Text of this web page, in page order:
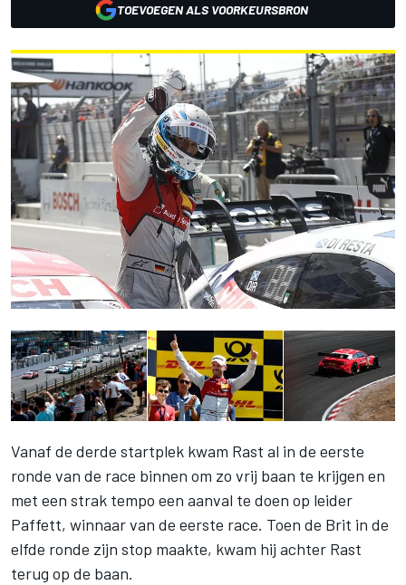
TOEVOEGEN ALS VOORKEURSBRON
Vanaf de derde startplek kwam Rast al in de eerste
ronde van de race binnen om zo vrij baan te krijgen en
met een strak tempo een aanval te doen op leider
Paffett, winnaar van de eerste race. Toen de Brit in de
elfde ronde zijn stop maakte, kwam hij achter Rast
terug op de baan.